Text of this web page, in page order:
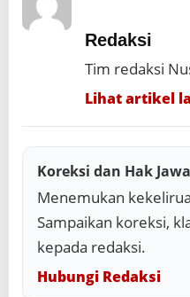
Redaksi
Tim redaksi
Lihat artikel
Koreksi dan Hak
Menemukan
Sampaikan koreksi,
kepada redaksi.
Hubungi Redaksi